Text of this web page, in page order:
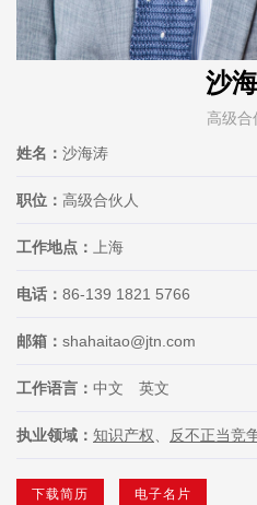
沙
高级合
姓名： 沙海涛
职位： 高级合伙人
工作地点： 上海
电话： 86-139 1821 5766
邮箱： shahaitao@jtn.com
工作语言： 中文 英文
执业领域： 知识产权 反不正当竞
下载简历 电子名片